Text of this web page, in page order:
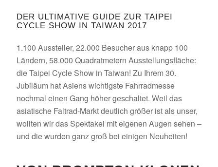
DER ULTIMATIVE GUIDE ZUR TAIPEI
CYCLE SHOW IN TAIWAN 2017
1.100 Aussteller, 22.000 Besucher aus knapp 100
Ländern, 58.000 Quadratmetern Ausstellungsfläche:
die Taipei Cycle Show in Taiwan! Zu Ihrem 30.
Jubiläum hat Asiens wichtigste Fahrradmesse
nochmal einen Gang höher geschaltet. Weil das
asiatische Faltrad-Markt deutlich größer ist als unser,
wollten wir das Spektakel mit eigenen Augen sehen –
und die wurden ganz groß bei einigen Neuheiten!